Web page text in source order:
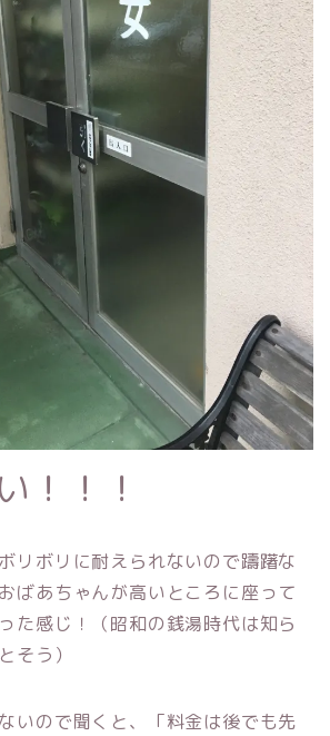
！！！
リボリに耐えられないので躊躇な
ばあちゃんが高いところに座って
た感じ！（昭和の銭湯時代は知ら
そう）
いので聞くと、「料金は後でも先